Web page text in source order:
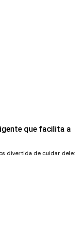
que facilita a
divertida de cuidar dele: